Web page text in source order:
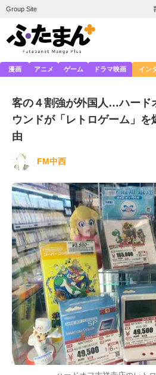
Group Site
漫画 アニメ ゲーム ドラマ映画 イン
客の４割強が外国人…ハード
ウンドが「レトロゲーム」を
由
FM中西